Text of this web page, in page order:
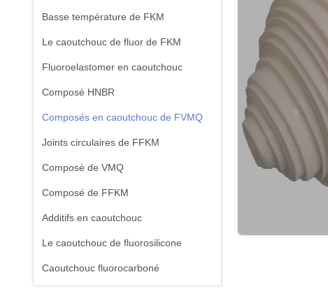
Basse température de FKM
Le caoutchouc de fluor de FKM
Fluoroelastomer en caoutchouc
Composé HNBR
Composés en caoutchouc de FVMQ
Joints circulaires de FFKM
Composé de VMQ
Composé de FFKM
Additifs en caoutchouc
Le caoutchouc de fluorosilicone
Caoutchouc fluorocarboné